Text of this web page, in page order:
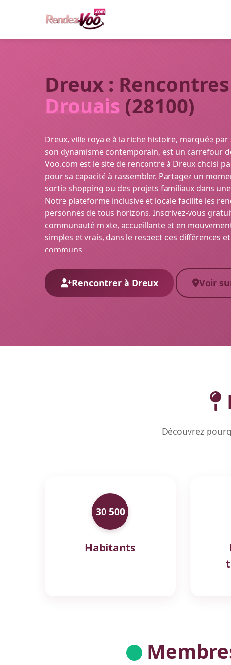
Dreux :
Drouais (28100)
Dreux, ville royale à la riche histoire, marquée par
son dynamisme contemporain, est un carrefour
Voo.com est le site de rencontre à Dreux choisi
pour sa capacité à rassembler. Partagez un
sortie shopping ou des projets familiaux dans
Notre plateforme inclusive et locale facilite les
personnes de tous horizons. Inscrivez-vous
communauté mixte, accueillante et en
simples et vrais, dans le respect des différences
communs.
Rencontrer à Dreux Voir
Découvrez
30 500
Habitants